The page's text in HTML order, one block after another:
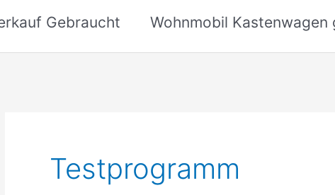
Gebraucht Wohnmobil Kastenwagen
Testprogramm